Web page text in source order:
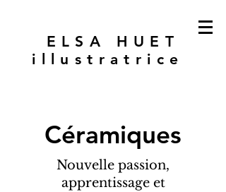
ELSA HUET
illustratrice
Céramiques
Nouvelle passion,
apprentissage et